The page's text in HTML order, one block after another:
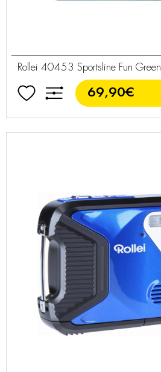
Rollei 40453 Sportsline Fun Green
69,90€